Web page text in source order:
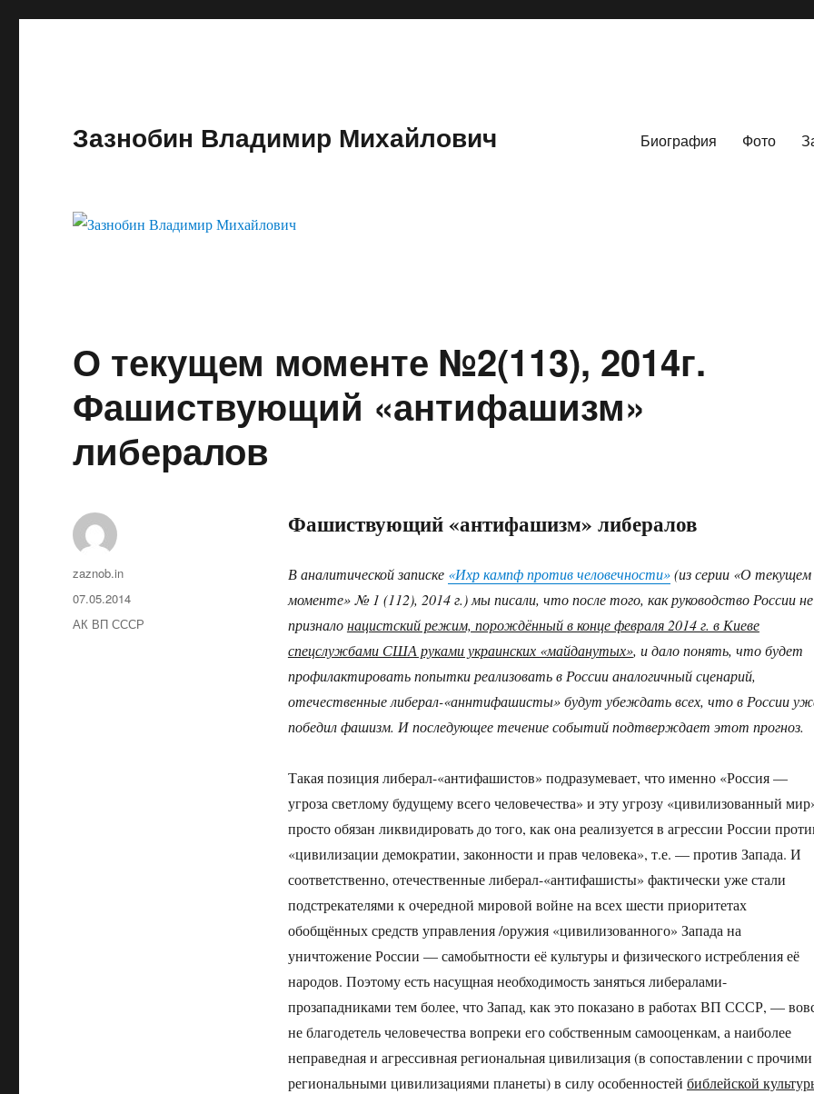
Зазнобин Владимир Михайлович Биография Фото
О текущем моменте №2(113), 2014г.
Фашиствующий «антифашизм»
либералов
Фашиствующий «антифашизм» либералов
В аналитической записке «Ихр кампф против человечности»(из серии «О текущем
моменте» № 1 (112), 2014 г.) мы писали, что после того, как руководство России не
призналонацистский режим, порождённый в конце февраля 2014 г. в Киеве
спецслужбами США руками украинских «майданутых», и дало понять, что будет
профилактировать попытки реализовать в России аналогичный сценарий,
отечественные либерал-«аннтифашисты» будут убеждать всех, что в России
победил фашизм. И последующее течение событий подтверждает этот прогноз.
Такая позиция либерал-«антифашистов» подразумевает, что именно «Россия —
угроза светлому будущему всего человечества» и эту угрозу «цивилизованный
просто обязан ликвидировать до того, как она реализуется в агрессии России
«цивилизации демократии, законности и прав человека», т.е. — против Запада. И
соответственно, отечественные либерал-«антифашисты» фактически уже стали
подстрекателями к очередной мировой войне на всех шести приоритетах
обобщённых средств управления /оружия «цивилизованного» Запада на
уничтожение России — самобытности её культуры и физического истребления её
народов. Поэтому есть насущная необходимость заняться либералами-
прозападниками тем более, что Запад, как это показано в работах ВП СССР, —
не благодетель человечества вопреки его собственным самооценкам, а наиболее
неправедная и агрессивная региональная цивилизация (в сопоставлении с прочими
региональными цивилизациями планеты) в силу особенностей библейской
Автор
zaznob.in
Опубликовано
07.05.2014
Рубрики
АК ВП СССР